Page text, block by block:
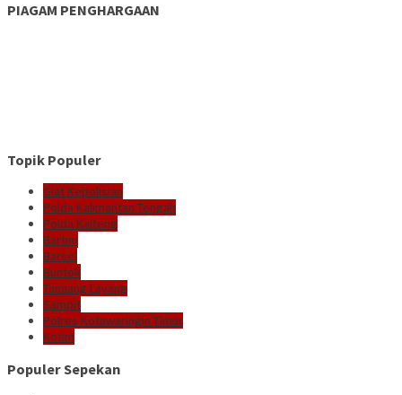
PIAGAM PENGHARGAAN
Topik Populer
Giat Kepolisian
Polda Kalimantan Tengah
Polda Kalteng
Bartim
Barsel
Buntok
Tamiang Layang
Sampit
Polres Kotawaringin Timur
Kotim
Populer Sepekan